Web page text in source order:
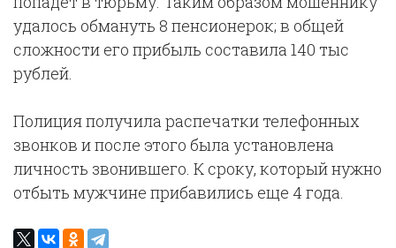
удалось обмануть 8 пенсионерок; в общей
сложности его прибыль составила 140 тыс
рублей.
Полиция получила распечатки телефонных
звонков и после этого была установлена
личность звонившего. К сроку, который нужно
отбыть мужчине прибавились еще 4 года.